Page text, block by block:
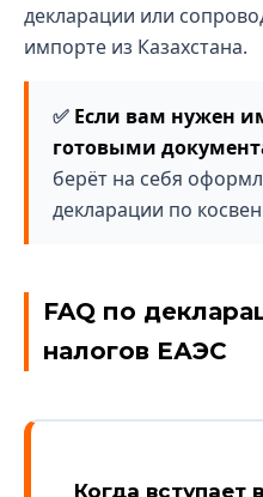
декларации или
импорте из Казахстана.
Если вам нужен
готовыми
берёт на себя
декларации по
FAQ по
налогов ЕАЭС
Когда вступает